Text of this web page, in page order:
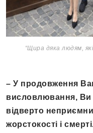
“Щира дяка людям,
– У продовження
висловлювання, Ви
відверто
жорстокості і